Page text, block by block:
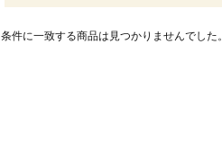
条件に一致する商品は見つかりませんでした